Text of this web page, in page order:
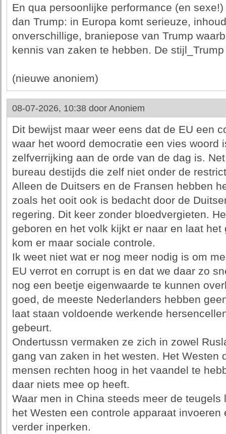
En qua persoonlijke performance (en
dan Trump: in Europa komt serieuze,
onverschillige, braniepose van Trump
kennis van zaken te hebben. De
(nieuwe anoniem)
08-07-2026, 10:38 door Anoniem
Dit bewijst maar weer eens dat de EU een
waar het woord democratie een vies woord
zelfverrijking aan de orde van de dag is.
bureau destijds die zelf niet onder de
Alleen de Duitsers en de Fransen hebben
zoals het ooit ook is bedacht door de
regering. Dit keer zonder bloedvergieten.
geboren en het volk kijkt er naar en laat
kom er maar sociale controle.
Ik weet niet wat er nog meer nodig is om
EU verrot en corrupt is en dat we daar zo
nog een beetje eigenwaarde te kunnen
goed, de meeste Nederlanders hebben
laat staan voldoende werkende
gebeurt.
Ondertussn vermaken ze zich in zowel
gang van zaken in het westen. Het Westen
mensen rechten hoog in het vaandel te
daar niets mee op heeft.
Waar men in China steeds meer de
het Westen een controle apparaat
verder inperken.